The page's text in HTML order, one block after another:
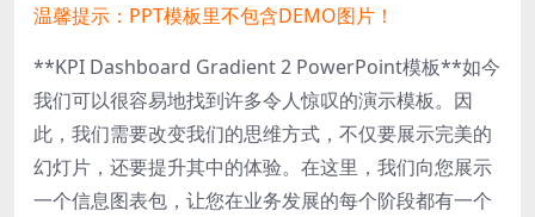
温馨提示：PPT模板里不包含DEMO图片！
**KPI Dashboard Gradient 2 PowerPoint模板**如今
我们可以很容易地找到许多令人惊叹的演示模板。因
此，我们需要改变我们的思维方式，不仅要展示完美的
幻灯片，还要提升其中的体验。在这里，我们向您展示
一个信息图表包，让您在业务发展的每个阶段都有一个